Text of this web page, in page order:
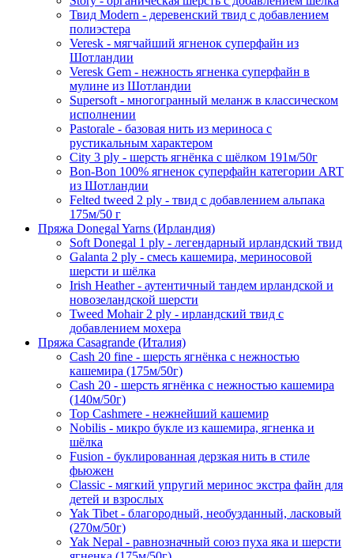
Твид Modern - деревенский твид с добавлением
полиэстера
Veresk - мягчайший ягненок суперфайн из
Шотландии
Veresk Gem - нежность ягненка суперфайн в
мулине из Шотландии
Supersoft - многогранный меланж в классическом
исполнении
Pastorale - базовая нить из мериноса с
рустикальным характером
City 3 ply - шерсть ягнёнка с шёлком 191м/50г
Bon-Bon 100% ягненок суперфайн категории ART
из Шотландии
Felted tweed 2 ply - твид с добавлением альпака
175м/50 г
Пряжа Donegal Yarns (Ирландия)
Soft Donegal 1 ply - легендарный ирландский твид
Galanta 2 ply - смесь кашемира, мериносовой
шерсти и шёлка
Irish Heather - аутентичный тандем ирландской и
новозеландской шерсти
Tweed Mohair 2 ply - ирландский твид с
добавлением мохера
Пряжа Casagrande (Италия)
Cash 20 fine - шерсть ягнёнка с нежностью
кашемира (175м/50г)
Cash 20 - шерсть ягнёнка с нежностью кашемира
(140м/50г)
Top Cashmere - нежнейший кашемир
Nobilis - микро букле из кашемира, ягненка и
шёлка
Fusion - буклированная дерзкая нить в стиле
фьюжен
Classic - мягкий упругий меринос экстра файн для
детей и взрослых
Yak Tibet - благородный, необузданный, ласковый
(270м/50г)
Yak Nepal - равнозначный союз пуха яка и шерсти